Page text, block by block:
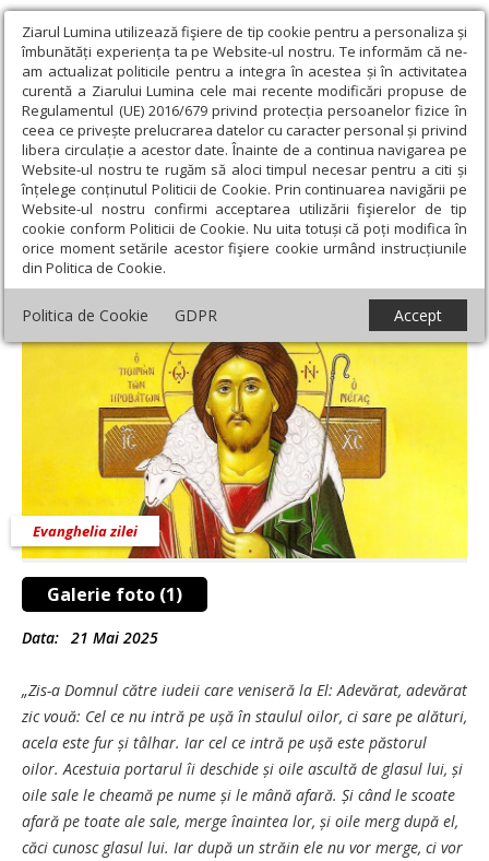
Ziarul Lumina utilizează fişiere de tip cookie pentru a personaliza și
îmbunătăți experiența ta pe Website-ul nostru. Te informăm că ne-
am actualizat politicile pentru a integra în acestea și în activitatea
curentă a Ziarului Lumina cele mai recente modificări propuse de
Regulamentul (UE) 2016/679 privind protecția persoanelor fizice în
ceea ce privește prelucrarea datelor cu caracter personal și privind
libera circulație a acestor date. Înainte de a continua navigarea pe
Website-ul nostru te rugăm să aloci timpul necesar pentru a citi și
înțelege conținutul Politicii de Cookie. Prin continuarea navigării pe
Website-ul nostru confirmi acceptarea utilizării fişierelor de tip
cookie conform Politicii de Cookie. Nu uita totuși că poți modifica în
orice moment setările acestor fişiere cookie urmând instrucțiunile
din Politica de Cookie.
Politica de Cookie GDPR Accept
Ziarul Lumina › Teologie și spiritualitate › Evanghelia zilei › Ioan
10, 1-9
Ioan 10, 1-9
Galerie foto (1)
Evanghelia zilei
Data: 21 Mai 2025
„Zis-a Domnul către iudeii care veniseră la El: Adevărat, adevărat
zic vouă: Cel ce nu intră pe ușă în staulul oilor, ci sare pe alături,
acela este fur și tâlhar. Iar cel ce intră pe ușă este păstorul
oilor. Acestuia portarul îi deschide și oile ascultă de glasul lui, și
oile sale le cheamă pe nume și le mână afară. Și când le scoate
afară pe toate ale sale, merge înaintea lor, și oile merg după el,
căci cunosc glasul lui. Iar după un străin ele nu vor merge, ci vor